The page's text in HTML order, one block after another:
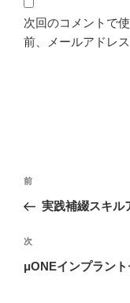
次回のコメントで
前、メールアドレ
投
ナ
ビ
ゲ
過
去
投
前
実践補綴スキル
次
の
次
μONEインプラン